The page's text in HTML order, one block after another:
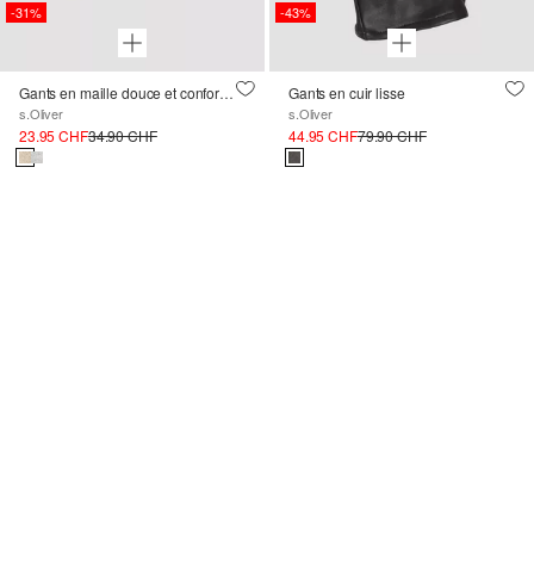
-31%
Gants en maille douce et confortable
s.Oliver
23.95 CHF34.90 CHF
-43%
Gants en cuir lisse
s.Oliver
44.95 CHF79.90 CHF